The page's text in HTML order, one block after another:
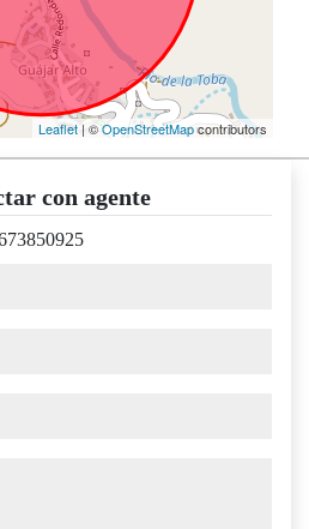
Leaflet | ©OpenStreetMapcontributors
con agente